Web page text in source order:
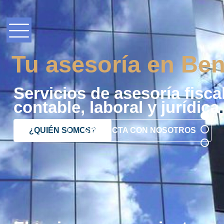
Tu asesoría en
Servicios de asesoría
contable, laboral y jurídica.
¿QUIÉN SOMOS?CONTACTA CON NOSOTROS